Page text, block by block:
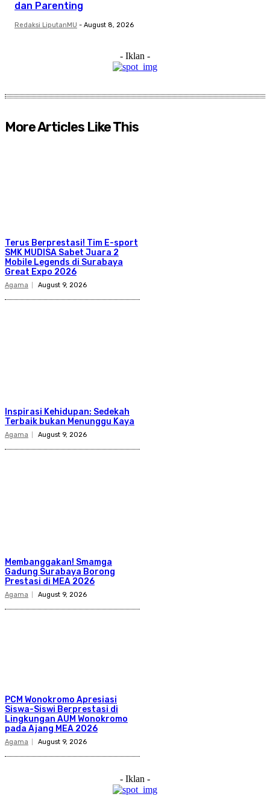
dan Parenting
Redaksi LiputanMU - August 8, 2026
- Iklan -
More Articles Like This
Terus Berprestasi! Tim E-sport
SMK MUDISA Sabet Juara 2
Mobile Legends di Surabaya
Great Expo 2026
Agama August 9, 2026
Inspirasi Kehidupan: Sedekah
Terbaik bukan Menunggu Kaya
Agama August 9, 2026
Membanggakan! Smamga
Gadung Surabaya Borong
Prestasi di MEA 2026
Agama August 9, 2026
PCM Wonokromo Apresiasi
Siswa-Siswi Berprestasi di
Lingkungan AUM Wonokromo
pada Ajang MEA 2026
Agama August 9, 2026
- Iklan -